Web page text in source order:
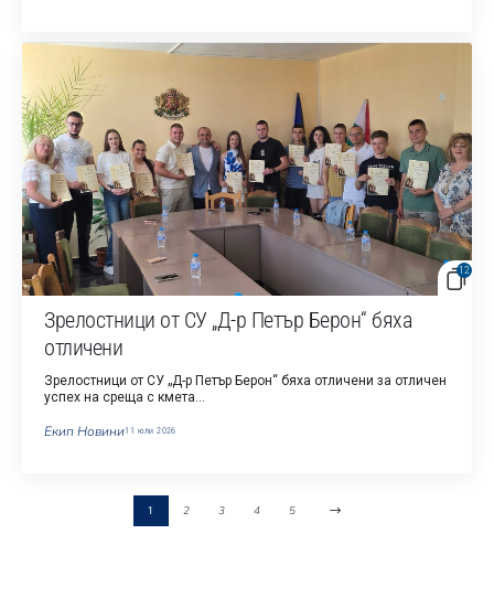
12
Зрелостници от СУ „Д-р Петър Берон“ бяха
отличени
Зрелостници от СУ „Д-р Петър Берон“ бяха отличени за отличен
успех на среща с кмета…
Екип Новини11 юли 2026
1 2 3 4 5